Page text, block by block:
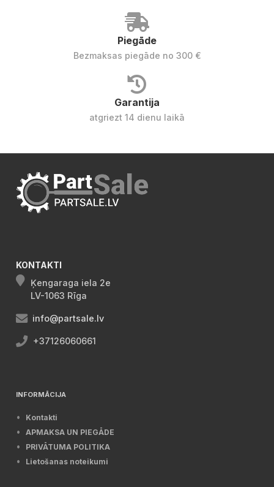
Piegāde
Bezmaksas piegāde no 300 €
Garantija
atgriezt 14 dienu laikā
KONTAKTI
Ķengaraga iela 2e
LV-1063 Rīga
info@partsale.lv
+37126060661
INFORMĀCIJA
Kontakti
APMAKSA UN PIEGĀDE
PRIVĀTUMA POLITIKA
Lietošanas noteikumi